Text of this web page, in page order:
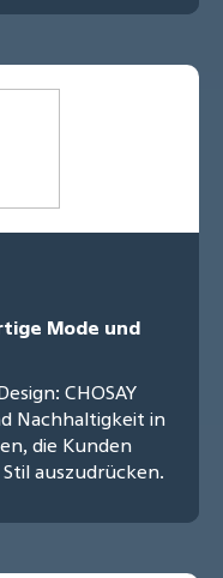
Mode und
CHOSAY
Nachhaltigkeit in
die Kunden
auszudrücken.